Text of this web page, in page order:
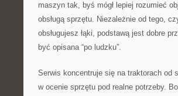
maszyn tak, byś mógł lepiej rozumieć
obsługą sprzętu. Niezależnie od tego,
obsługujesz łąki, podstawą jest dobre
być opisana “po ludzku”.
Serwis koncentruje się na traktorach od
w ocenie sprzętu pod realne potrzeby.